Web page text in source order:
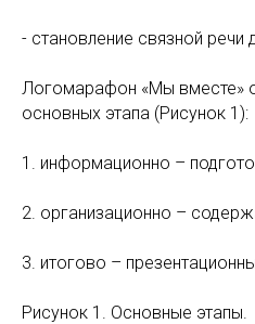
- становление связной речи
Логомарафон «Мы вместе»
основных этапа (Рисунок 1):
1. информационно –
2. организационно –
3. итогово –
Рисунок 1. Основные этапы.